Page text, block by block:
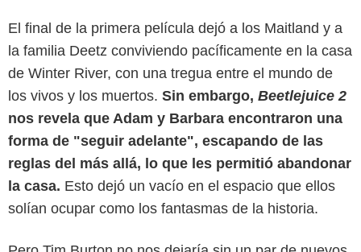
El final de la primera película dejó a los Maitland y a
la familia Deetz conviviendo pacíficamente en la casa
de Winter River, con una tregua entre el mundo de
los vivos y los muertos. Sin embargo, Beetlejuice 2
nos revela que Adam y Barbara encontraron una
forma de "seguir adelante", escapando de las
reglas del más allá, lo que les permitió abandonar
la casa. Esto dejó un vacío en el espacio que ellos
solían ocupar como los fantasmas de la historia.